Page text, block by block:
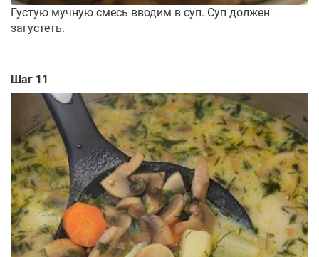
Густую мучную смесь вводим в суп. Суп должен
загустеть.
Шаг 11